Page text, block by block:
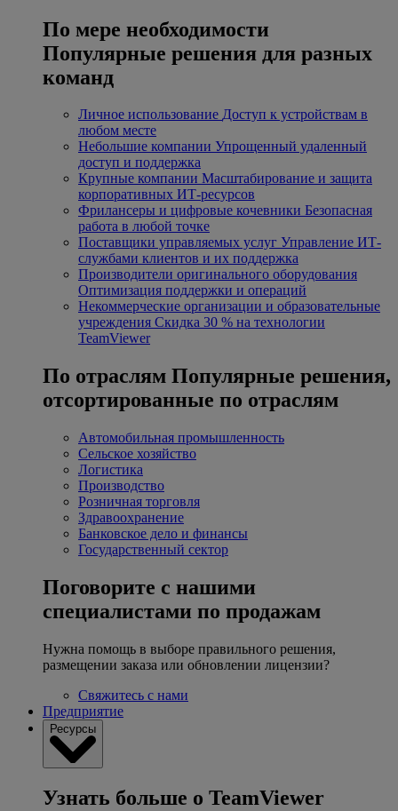
По мере необходимости
Популярные решения для разных
команд
Личное использование Доступ к устройствам в
любом месте
Небольшие компании Упрощенный удаленный
доступ и поддержка
Крупные компании Масштабирование и защита
корпоративных ИТ-ресурсов
Фрилансеры и цифровые кочевники Безопасная
работа в любой точке
Поставщики управляемых услуг Управление ИТ-
службами клиентов и их поддержка
Производители оригинального оборудования
Оптимизация поддержки и операций
Некоммерческие организации и образовательные
учреждения Скидка 30 % на технологии
TeamViewer
По отраслям Популярные решения,
отсортированные по отраслям
Автомобильная промышленность
Сельское хозяйство
Логистика
Производство
Розничная торговля
Здравоохранение
Банковское дело и финансы
Государственный сектор
Поговорите с нашими
специалистами по продажам
Нужна помощь в выборе правильного решения,
размещении заказа или обновлении лицензии?
Свяжитесь с нами
Предприятие
Ресурсы
Узнать больше о TeamViewer